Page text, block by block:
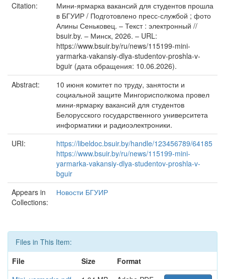
Citation:
Мини-ярмарка вакансий для студентов прошла
в БГУИР / Подготовлено пресс-службой ; фото
Алины Сеньковец. – Текст : электронный //
bsuir.by. – Минск, 2026. – URL:
https://www.bsuir.by/ru/news/115199-mini-
yarmarka-vakansiy-dlya-studentov-proshla-v-
bguir (дата обращения: 10.06.2026).
Abstract:
10 июня комитет по труду, занятости и
социальной защите Мингорисполкома провел
мини-ярмарку вакансий для студентов
Белорусского государственного университета
информатики и радиоэлектроники.
URI:
https://libeldoc.bsuir.by/handle/123456789/64185
https://www.bsuir.by/ru/news/115199-mini-
yarmarka-vakansiy-dlya-studentov-proshla-v-
bguir
Appears in
Collections:
Новости БГУИР
Files in This Item:
File
Size
Format